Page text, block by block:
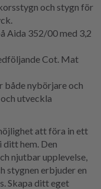
och stygn för
Aida 352/00 med 3,2
Cot. Mat
både nybörjare och
utveckla
att föra in ett
ditt hem. Den
njutbar upplevelse,
stygnen erbjuder en
Skapa ditt eget